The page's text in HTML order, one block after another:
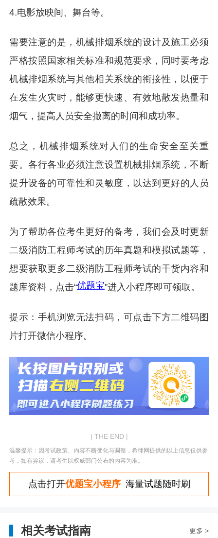
4.电影放映间、舞台等。
需要注意的是，机械排烟系统的设计及施工必须
严格按照国家相关标准和规范要求，同时要考虑
机械排烟系统与其他相关系统的衔接性，以便于
在发生火灾时，能够更快速、有效地散发热量和
烟气，提高人员安全撤离的时间和成功率。
总之，机械排烟系统对人们的生命安全至关重
要。各行各业必须注意设置机械排烟系统，不断
提升设备的可靠性和灵敏度，以达到更好的人员
疏散效果。
为了帮助各位考生更好的备考，我们会及时更新
二级消防工程师考试的历年真题和模拟试题等，
想要获取更多二级消防工程师考试的干货内容和
题库资料，点击“优题宝”进入小程序即可领取。
提示：手机浏览无法扫码，可点击下方二维码图
片打开微信小程序。
| THE END |
温馨提示：因考试政策、内容不断变化与调整，希律网提供的以上信息仅供参
考，如有异议，请考生以权威部门公布的内容为准。
点击打开优题宝小程序海量试题随时刷
相关考试指南 更多 >